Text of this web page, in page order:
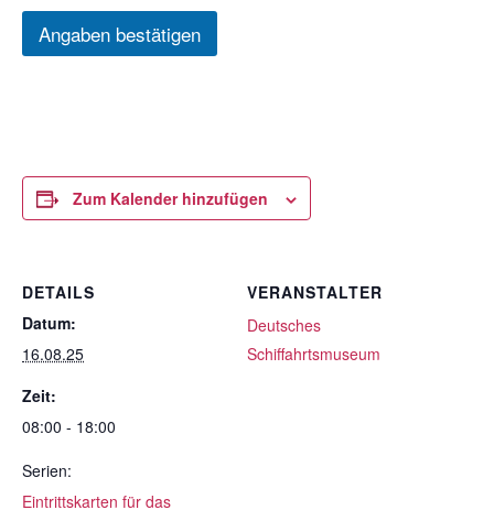
Angaben bestätigen
Zum Kalender hinzufügen
DETAILS
Datum:
16.08.25
Zeit:
08:00 - 18:00
Serien:
Eintrittskarten für das
VERANSTALTER
Deutsches
Schiffahrtsmuseum